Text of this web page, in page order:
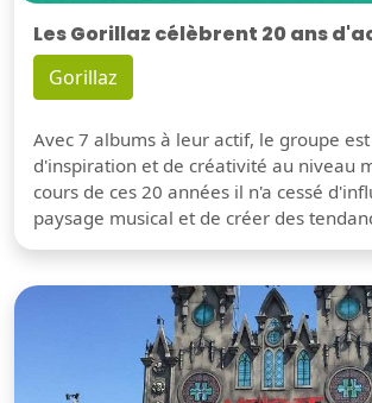
Les Gorillaz célèbrent 20 ans
Gorillaz
Avec 7 albums à leur actif, le groupe
d'inspiration et de créativité au niveau
cours de ces 20 années il n'a cessé
paysage musical et de créer des